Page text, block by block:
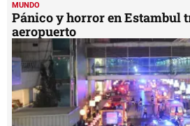
MUNDO
Pánico y horror en Estambul
aeropuerto